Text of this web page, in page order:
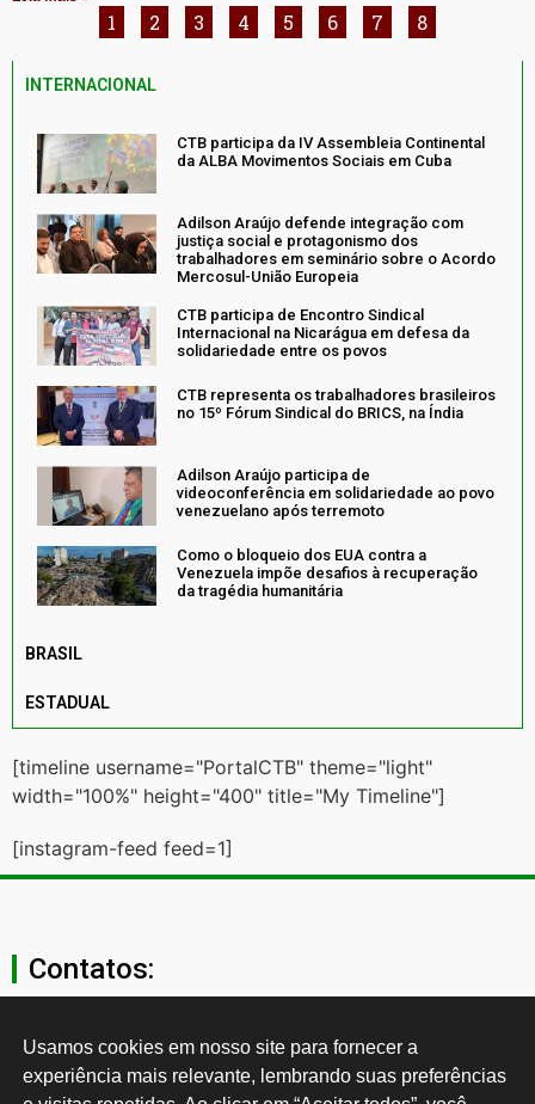
1 2 3 4 5 6 7 8
INTERNACIONAL
CTB participa da IV Assembleia Continental
da ALBA Movimentos Sociais em Cuba
Adilson Araújo defende integração com
justiça social e protagonismo dos
trabalhadores em seminário sobre o Acordo
Mercosul-União Europeia
CTB participa de Encontro Sindical
Internacional na Nicarágua em defesa da
solidariedade entre os povos
CTB representa os trabalhadores brasileiros
no 15º Fórum Sindical do BRICS, na Índia
Adilson Araújo participa de
videoconferência em solidariedade ao povo
venezuelano após terremoto
Como o bloqueio dos EUA contra a
Venezuela impõe desafios à recuperação
da tragédia humanitária
BRASIL
ESTADUAL
[timeline username="PortalCTB" theme="light"
width="100%" height="400" title="My Timeline"]
[instagram-feed feed=1]
Contatos:
secgeral@ctb.org.br
11 3874-0040
Usamos cookies em nosso site para fornecer a
experiência mais relevante, lembrando suas preferências